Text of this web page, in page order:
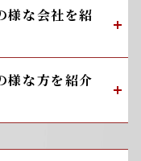
様な会社を紹
様な方を紹介